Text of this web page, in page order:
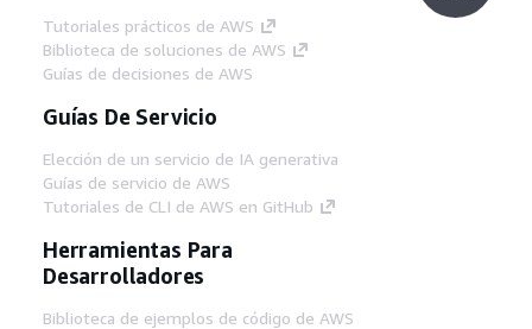
Tutoriales prácticos de AWS
Biblioteca de soluciones de AWS
Guías de decisiones de AWS
Guías De Servicio
Elección de un servicio de IA generativa
Guías de servicio de AWS
Tutoriales de CLI de AWS en GitHub
Herramientas Para
Desarrolladores
Biblioteca de ejemplos de código de AWS